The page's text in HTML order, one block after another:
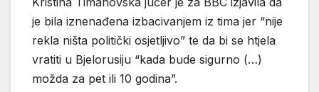
je bila iznenađena izbacivanjem iz tima jer “nije
rekla ništa politički osjetljivo” te da bi se htjela
vratiti u Bjelorusiju “kada bude sigurno (…)
možda za pet ili 10 godina”.